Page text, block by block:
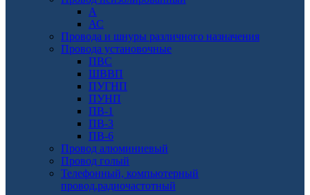
А
АС
Провода и шнуры различного назначения
Провода установочные
ПВС
ШВВП
ПУГНП
ПУНП
ПВ-1
ПВ-3
ПВ-6
Провод алюминиевый
Провод голый
Телефонный, компьютерный
провод,радиочастотный